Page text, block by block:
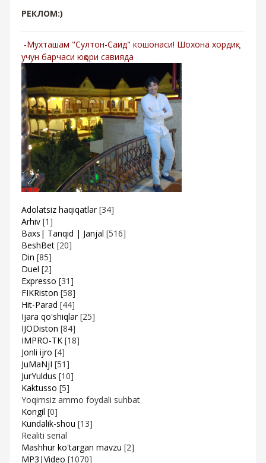
РЕКЛОМ:)
-Мухташам "Султон-Саид" кошонаси! Шохона хордиқ
учун барчаси юқори савияда
Adolatsiz haqiqatlar [34]
Arhiv [1]
Baxs| Tanqid | Janjal [516]
BeshBet [20]
Din [85]
Duel [2]
Expresso [31]
FIKRiston [58]
Hit-Parad [44]
Ijara qo'shiqlar [25]
IJODiston [84]
IMPRO-TK [18]
Jonli ijro [4]
JuMaNjI [51]
JurYuldus [10]
Kaktusso [5]
Yoqimsiz ammo foydali suhbat
Kongil [0]
Kundalik-shou [13]
Realiti serial
Mashhur ko'targan mavzu [2]
MP3|Video [1070]